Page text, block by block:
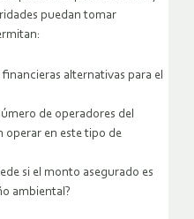
puedan tomar
alternativas para el
de operadores del
operar en este tipo de
si el monto asegurado es
ambiental?